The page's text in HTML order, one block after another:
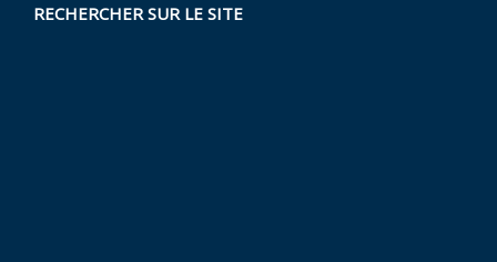
RECHERCHER SUR LE SITE